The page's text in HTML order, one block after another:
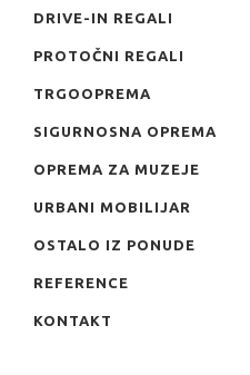
DRIVE-IN REGALI
PROTOČNI REGALI
TRGOOPREMA
SIGURNOSNA OPREMA
OPREMA ZA MUZEJE
URBANI MOBILIJAR
OSTALO IZ PONUDE
REFERENCE
KONTAKT